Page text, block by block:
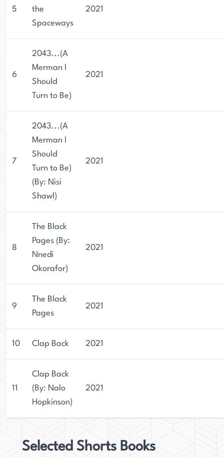
5
the
Spaceways
2021
6
2043...(A
Merman I
Should
Turn to Be)
2021
7
2043...(A
Merman I
Should
Turn to Be)
(By: Nisi
Shawl)
2021
8
The Black
Pages (By:
Nnedi
Okorafor)
2021
9
The Black
Pages
2021
10 Clap Back 2021
11
Clap Back
(By: Nalo
Hopkinson)
2021
Selected Shorts Books